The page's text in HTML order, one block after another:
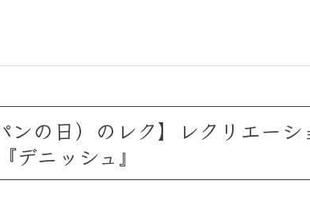
の日）のレク】レクリエーシ
ニッシュ』